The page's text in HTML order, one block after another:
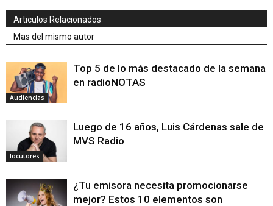
Articulos Relacionados
Mas del mismo autor
Audiencias
Top 5 de lo más destacado de la semana
en radioNOTAS
locutores
Luego de 16 años, Luis Cárdenas sale de
MVS Radio
¿Tu emisora necesita promocionarse
mejor? Estos 10 elementos son